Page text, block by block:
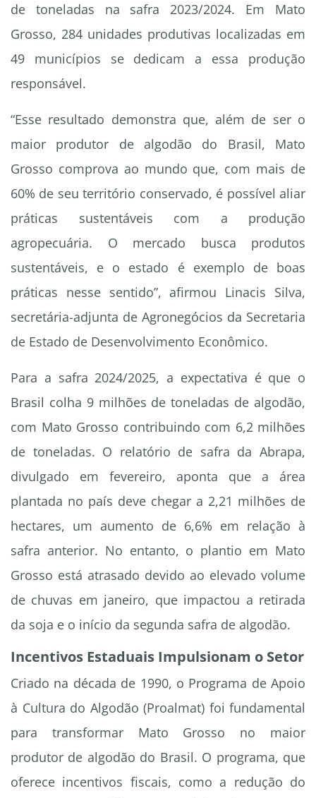
de toneladas na safra 2023/2024. Em Mato
Grosso, 284 unidades produtivas localizadas em
49 municípios se dedicam a essa produção
responsável.
“Esse resultado demonstra que, além de ser o
maior produtor de algodão do Brasil, Mato
Grosso comprova ao mundo que, com mais de
60% de seu território conservado, é possível aliar
práticas sustentáveis com a produção
agropecuária. O mercado busca produtos
sustentáveis, e o estado é exemplo de boas
práticas nesse sentido”, afirmou Linacis Silva,
secretária-adjunta de Agronegócios da Secretaria
de Estado de Desenvolvimento Econômico.
Para a safra 2024/2025, a expectativa é que o
Brasil colha 9 milhões de toneladas de algodão,
com Mato Grosso contribuindo com 6,2 milhões
de toneladas. O relatório de safra da Abrapa,
divulgado em fevereiro, aponta que a área
plantada no país deve chegar a 2,21 milhões de
hectares, um aumento de 6,6% em relação à
safra anterior. No entanto, o plantio em Mato
Grosso está atrasado devido ao elevado volume
de chuvas em janeiro, que impactou a retirada
da soja e o início da segunda safra de algodão.
Incentivos Estaduais Impulsionam o Setor
Criado na década de 1990, o Programa de Apoio
à Cultura do Algodão (Proalmat) foi fundamental
para transformar Mato Grosso no maior
produtor de algodão do Brasil. O programa, que
oferece incentivos fiscais, como a redução do